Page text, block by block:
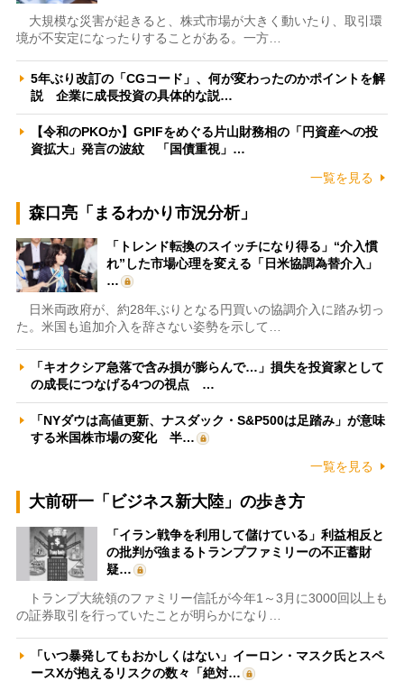
大規模な災害が起きると、株式市場が大きく動いたり、取引環
境が不安定になったりすることがある。一方…
5年ぶり改訂の「CGコード」、何が変わったのかポイントを解
説 企業に成長投資の具体的な説…
【令和のPKOか】GPIFをめぐる片山財務相の「円資産への投
資拡大」発言の波紋 「国債重視」…
一覧を見る
森口亮「まるわかり市況分析」
「トレンド転換のスイッチになり得る」“介入慣
れ”した市場心理を変える「日米協調為替介入」
…
日米両政府が、約28年ぶりとなる円買いの協調介入に踏み切っ
た。米国も追加介入を辞さない姿勢を示して…
「キオクシア急落で含み損が膨らんで…」損失を投資家として
の成長につなげる4つの視点 …
「NYダウは高値更新、ナスダック・S&P500は足踏み」が意味
する米国株市場の変化 半…
一覧を見る
大前研一「ビジネス新大陸」の歩き方
「イラン戦争を利用して儲けている」利益相反と
の批判が強まるトランプファミリーの不正蓄財
疑…
トランプ大統領のファミリー信託が今年1～3月に3000回以上も
の証券取引を行っていたことが明らかになり…
「いつ暴発してもおかしくはない」イーロン・マスク氏とスペ
ースXが抱えるリスクの数々「絶対…